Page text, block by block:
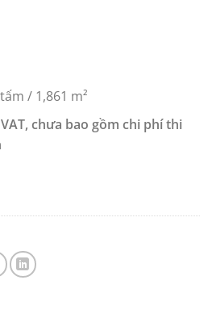
/ 1,861 m²
chưa bao gồm chi phí thi